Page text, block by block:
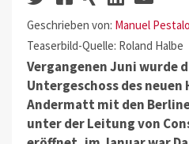
Geschrieben von: Manuel
Teaserbild-Quelle: Roland Halbe
Vergangenen Juni wurde
Untergeschoss des
Andermatt mit den
unter der Leitung von